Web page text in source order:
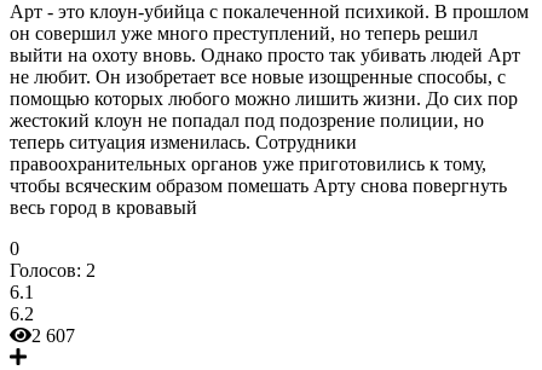
Арт - это клоун-убийца с покалеченной психикой. В прошлом
он совершил уже много преступлений, но теперь решил
выйти на охоту вновь. Однако просто так убивать людей Арт
не любит. Он изобретает все новые изощренные способы, с
помощью которых любого можно лишить жизни. До сих пор
жестокий клоун не попадал под подозрение полиции, но
теперь ситуация изменилась. Сотрудники
правоохранительных органов уже приготовились к тому,
чтобы всяческим образом помешать Арту снова повергнуть
весь город в кровавый
0
Голосов: 2
6.1
6.2
2 607